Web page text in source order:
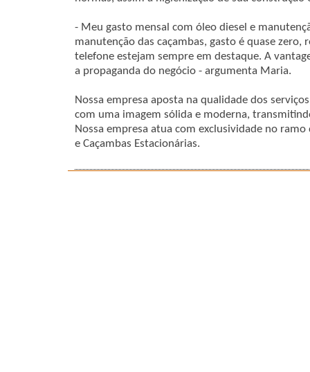
- Meu gasto mensal com óleo diesel e
manutenção das caçambas, gasto é quase zero,
telefone estejam sempre em destaque. A
a propaganda do negócio - argumenta Maria.
Nossa empresa aposta na qualidade dos
com uma imagem sólida e moderna,
Nossa empresa atua com exclusividade no
e Caçambas Estacionárias.